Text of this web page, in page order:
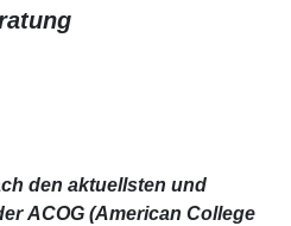
den aktuellsten und
ACOG (American College